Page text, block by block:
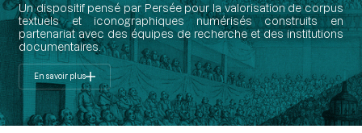
Un dispositif pensé par Persée pour la valorisation de corpus
textuels et iconographiques numérisés construits en
partenariat avec des équipes de recherche et des institutions
documentaires.
En savoir plus